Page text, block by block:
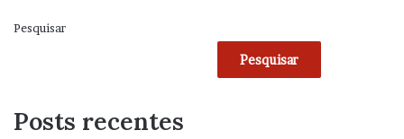
Pesquisar
Pesquisar
Posts recentes